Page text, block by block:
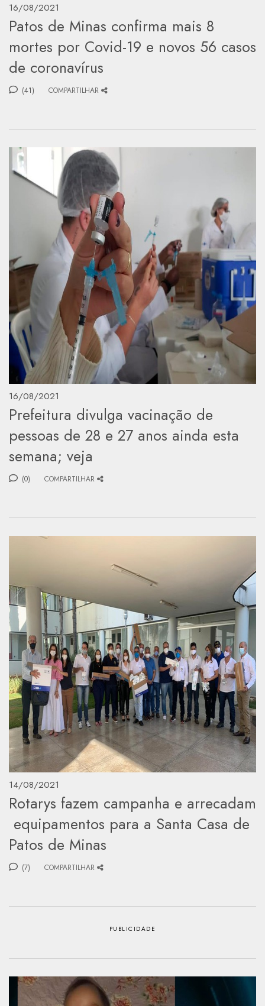
16/08/2021
Patos de Minas confirma mais 8
mortes por Covid-19 e novos 56 casos
de coronavírus
(41) COMPARTILHAR
16/08/2021
Prefeitura divulga vacinação de
pessoas de 28 e 27 anos ainda esta
semana; veja
(0) COMPARTILHAR
14/08/2021
Rotarys fazem campanha e arrecadam
equipamentos para a Santa Casa de
Patos de Minas
(7) COMPARTILHAR